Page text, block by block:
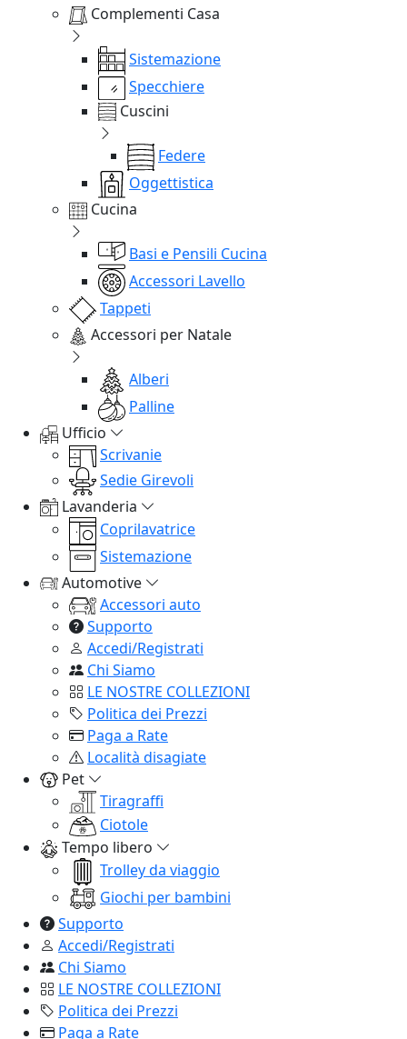
Complementi Casa
Sistemazione
Specchiere
Cuscini
Federe
Oggettistica
Cucina
Basi e Pensili Cucina
Accessori Lavello
Tappeti
Accessori per Natale
Alberi
Palline
Ufficio
Scrivanie
Sedie Girevoli
Lavanderia
Coprilavatrice
Sistemazione
Automotive
Accessori auto
Supporto
Accedi/Registrati
Chi Siamo
LE NOSTRE COLLEZIONI
Politica dei Prezzi
Paga a Rate
Località disagiate
Pet
Tiragraffi
Ciotole
Tempo libero
Trolley da viaggio
Giochi per bambini
Supporto
Accedi/Registrati
Chi Siamo
LE NOSTRE COLLEZIONI
Politica dei Prezzi
Paga a Rate